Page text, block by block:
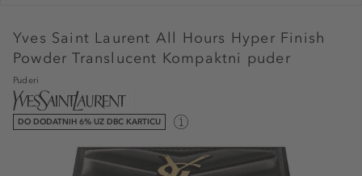
Yves Saint Laurent All Hours Hyper Finish
Powder Translucent Kompaktni puder
Puderi
DO DODATNIH 6% UZ DBC KARTICU